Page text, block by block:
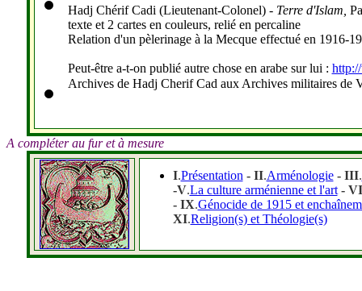
Hadj Chérif Cadi (Lieutenant-Colonel)- Terre d'Islam
texte et 2 cartes en couleurs, relié en percaline
Relation d'un pèlerinage à la Mecque effectué en 1916-
Peut-être a-t-on publié autre chose en arabe sur lui :
Archives de Hadj Cherif Cad aux Archives militaires de
A compléter au fur et à mesure
I.Présentation - II.Arménologie- III.
-V.La culture arménienne et l'art- VI
- IX.Génocide de 1915 et
XI.Religion(s) et Théologie(s)